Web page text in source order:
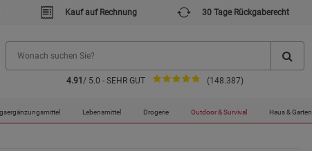
Kauf auf Rechnung 30 Tage Rückgaberecht
4.91 / 5.0 - SEHR GUT (148.387)
Lebensmittel Drogerie Outdoor & Survival Haus & Garten